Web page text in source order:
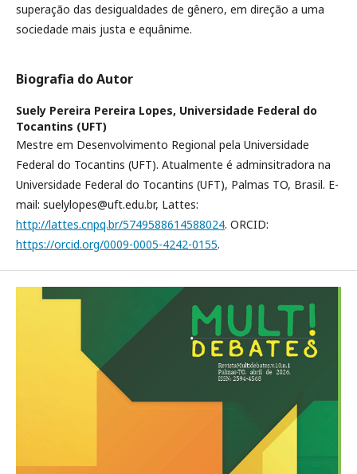
superação das desigualdades de gênero, em direção a uma
sociedade mais justa e equânime.
Biografia do Autor
Suely Pereira Pereira Lopes, Universidade Federal do
Tocantins (UFT)
Mestre em Desenvolvimento Regional pela Universidade
Federal do Tocantins (UFT). Atualmente é adminsitradora na
Universidade Federal do Tocantins (UFT), Palmas TO, Brasil. E-
mail: suelylopes@uft.edu.br, Lattes:
http://lattes.cnpq.br/5749588614588024. ORCID:
https://orcid.org/0009-0005-4242-0155.